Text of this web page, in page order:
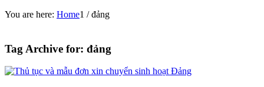
You are here: Home1 / đảng
Tag Archive for: đảng